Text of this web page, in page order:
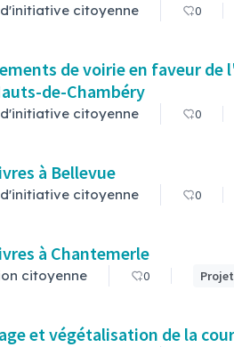
citoyenne 0
de voirie en faveur
de-Chambéry
citoyenne 0
à Bellevue
citoyenne 0
à Chantemerle
citoyenne 0
et végétalisation de la